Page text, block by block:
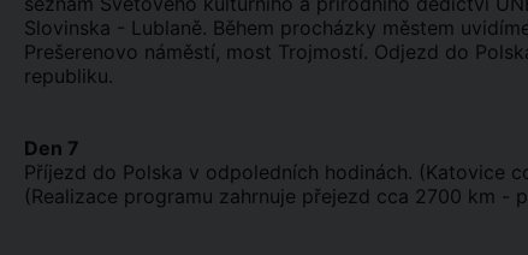
Slovinska - Lublaně. Během procházky městem
Prešerenovo náměstí, most Trojmostí. Odjezd do
republiku.
Den 7
Příjezd do Polska v odpoledních hodinách. (Katovice
(Realizace programu zahrnuje přejezd cca 2700 km -